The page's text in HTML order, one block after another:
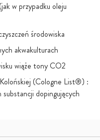
w przypadku oleju
środowiska
akwakulturach
wiąże tony CO2
(Cologne List®) :
dopingujących